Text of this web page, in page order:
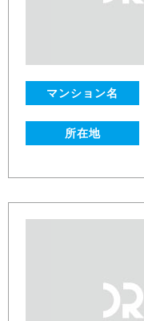
マンション名
所在地